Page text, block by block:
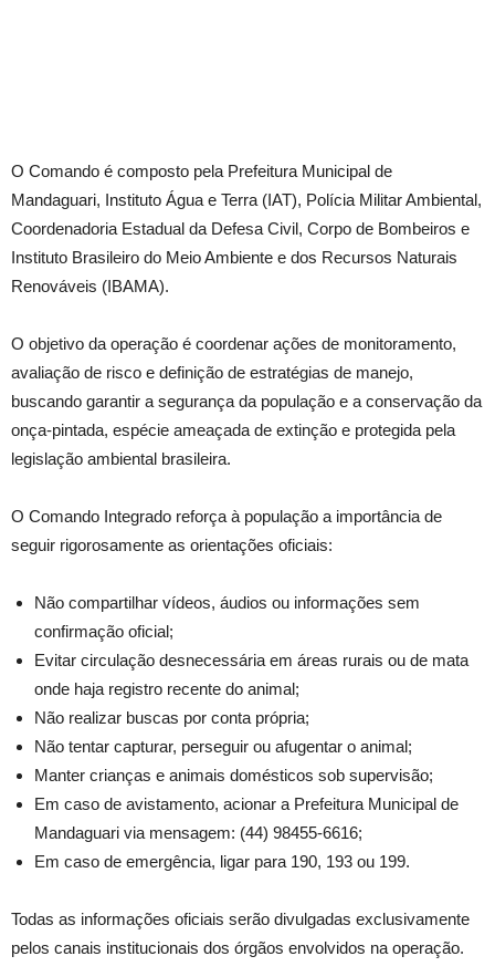
O Comando é composto pela Prefeitura Municipal de
Mandaguari, Instituto Água e Terra (IAT), Polícia Militar Ambiental,
Coordenadoria Estadual da Defesa Civil, Corpo de Bombeiros e
Instituto Brasileiro do Meio Ambiente e dos Recursos Naturais
Renováveis (IBAMA).
O objetivo da operação é coordenar ações de monitoramento,
avaliação de risco e definição de estratégias de manejo,
buscando garantir a segurança da população e a conservação da
onça-pintada, espécie ameaçada de extinção e protegida pela
legislação ambiental brasileira.
O Comando Integrado reforça à população a importância de
seguir rigorosamente as orientações oficiais:
Não compartilhar vídeos, áudios ou informações sem
confirmação oficial;
Evitar circulação desnecessária em áreas rurais ou de mata
onde haja registro recente do animal;
Não realizar buscas por conta própria;
Não tentar capturar, perseguir ou afugentar o animal;
Manter crianças e animais domésticos sob supervisão;
Em caso de avistamento, acionar a Prefeitura Municipal de
Mandaguari via mensagem: (44) 98455-6616;
Em caso de emergência, ligar para 190, 193 ou 199.
Todas as informações oficiais serão divulgadas exclusivamente
pelos canais institucionais dos órgãos envolvidos na operação.